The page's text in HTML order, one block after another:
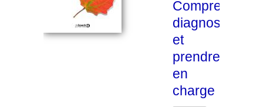
Comprendre,
diagnostiquer
et
prendre
en
charge